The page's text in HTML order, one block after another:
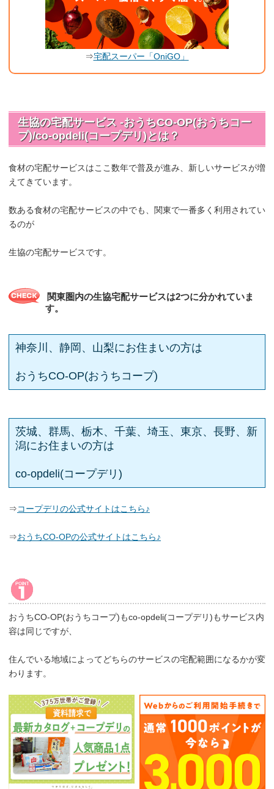
⇒宅配スーパー「OniGO」
生協の宅配サービス -おうちCO-OP(おうちコー
プ)/co-opdeli(コープデリ)とは？
食材の宅配サービスはここ数年で普及が進み、新しいサービスが増
えてきています。
数ある食材の宅配サービスの中でも、関東で一番多く利用されてい
るのが
生協の宅配サービスです。
関東圏内の生協宅配サービスは2つに分かれていま
す。
神奈川、静岡、山梨にお住まいの方は
おうちCO-OP(おうちコープ)
茨城、群馬、栃木、千葉、埼玉、東京、長野、新
潟にお住まいの方は
co-opdeli(コープデリ)
⇒コープデリの公式サイトはこちら♪
⇒おうちCO-OPの公式サイトはこちら♪
おうちCO-OP(おうちコープ)もco-opdeli(コープデリ)もサービス内
容は同じですが、
住んでいる地域によってどちらのサービスの宅配範囲になるかが変
わります。